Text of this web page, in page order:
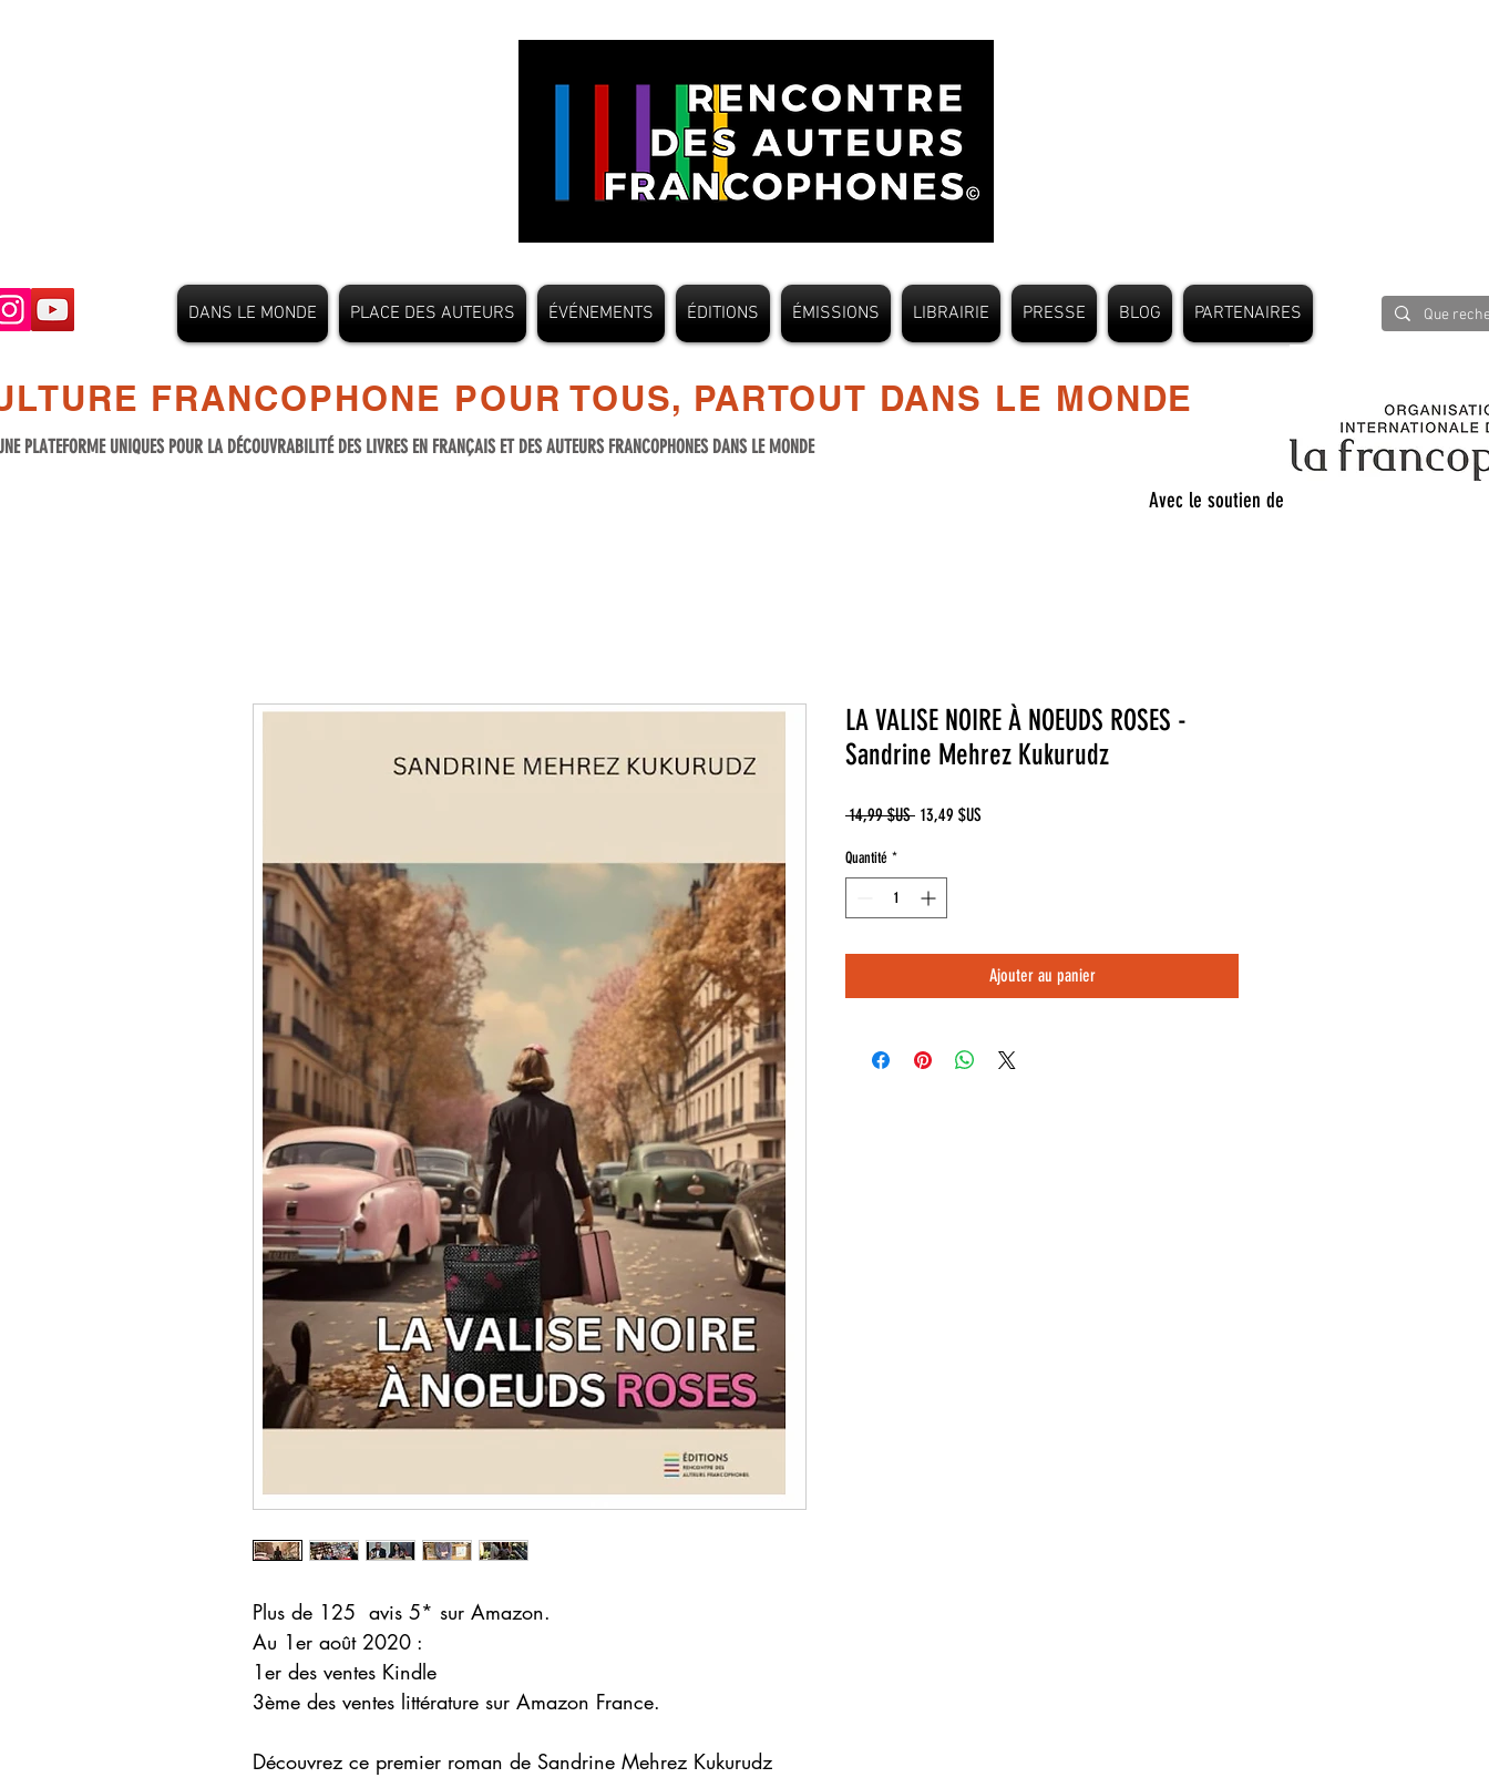
DANS LE MONDE PLACE DES AUTEURS ÉVÉNEMENTS ÉDITIONS ÉMISSIONS LIBRAIRIE PRESSE BLOG PARTENAIRES
FRANCOPHONE POUR TOUS, PARTOUT DANS LE MONDE
PLATEFORME UNIQUES POUR LA DÉCOUVRABILITÉ DES LIVRES EN FRANÇAIS ET DES AUTEURS FRANCOPHONES DANS LE MONDE
Avec le soutien de
Plus de 125 avis 5* sur Amazon.
Au 1er août 2020 :
1er des ventes Kindle
3ème des ventes littérature sur Amazon France.
Découvrez ce premier roman de Sandrine Mehrez Kukurudz
LA VALISE NOIRE À NOEUDS ROSES -
Sandrine Mehrez Kukurudz
14,99 $US Prix
13,49 $US
Quantité *
Ajouter au panier